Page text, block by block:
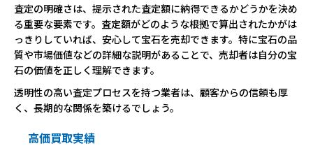
査定の明確さは、提示された査定額に納得できるかどうかを決め
る重要な要素です。査定額がどのような根拠で算出されたかがは
っきりしていれば、安心して宝石を売却できます。特に宝石の品
質や市場価値などの詳細な説明があることで、売却者は自分の宝
石の価値を正しく理解できます。
透明性の高い査定プロセスを持つ業者は、顧客からの信頼も厚
く、長期的な関係を築けるでしょう。
高価買取実績